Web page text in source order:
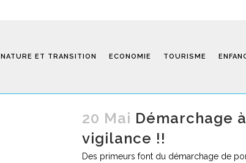
NATURE ET TRANSITION ECONOMIE TOURISME
20 Mai Démarchage
vigilance !!
Des primeurs font du démarchage de